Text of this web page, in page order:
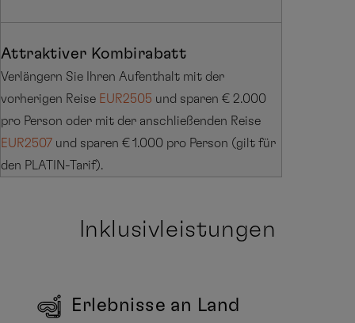
Attraktiver Kombirabatt
Verlängern Sie Ihren Aufenthalt mit der
vorherigen Reise EUR2505 und sparen € 2.000
pro Person oder mit der anschließenden Reise
EUR2507 und sparen € 1.000 pro Person (gilt für
den PLATIN-Tarif).
Inklusivleistungen
Erlebnisse an Land